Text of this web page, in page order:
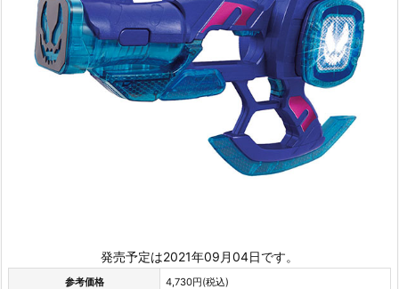
発売予定は2021年09月04日です。
参考価格 4,730円(税込)